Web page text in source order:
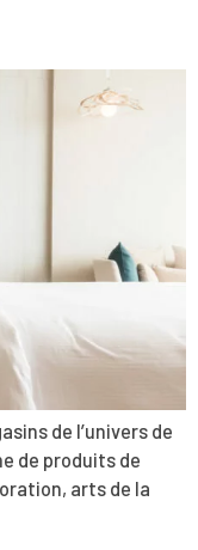
de l’univers de
de produits de
arts de la